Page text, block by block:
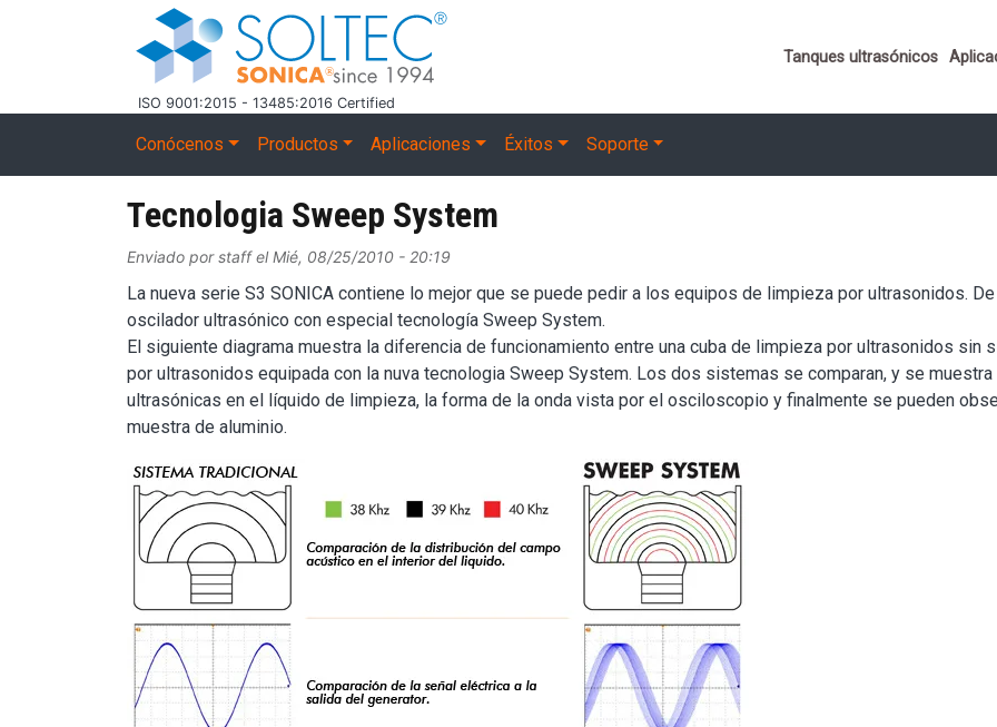
Pasar al contenido principal
ISO 9001:2015 - 13485:2016 Certified
Important links
Tanques ultrasónicos
Main navigation
Conócenos Productos Aplicaciones Éxitos Soporte
Tecnologia Sweep System
Enviado porstaffelMié, 08/25/2010 - 20:19
La nueva serie S3 SONICA contiene lo mejor que se puede pedir a los equipos de limpieza por ultrasonidos.
oscilador ultrasónico con especial tecnología Sweep System.
El siguiente diagrama muestra la diferencia de funcionamiento entre una cuba de limpieza por ultrasonidos sin
por ultrasonidos equipada con la nuva tecnologia Sweep System. Los dos sistemas se comparan, y se
ultrasónicas en el líquido de limpieza, la forma de la onda vista por el osciloscopio y finalmente se pueden
muestra de aluminio.
Image